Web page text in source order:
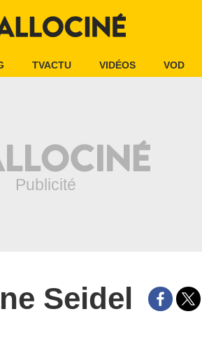
TVACTU VIDÉOS VOD
Seidel